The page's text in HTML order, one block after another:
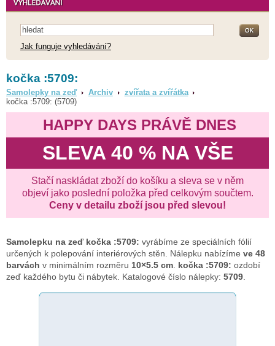
Jak funguje vyhledávání?
kočka :5709:
Samolepky na zeď Archiv
zvířata a zvířátka
kočka :5709: (5709)
HAPPY DAYS PRÁVĚ DNES
SLEVA 40 % NA VŠE
Stačí naskládat zboží do košíku a sleva se v něm
objeví jako poslední položka před celkovým součtem.
Ceny v detailu zboží jsou před slevou!
Samolepku na zeď kočka :5709: vyrábíme ze speciálních fólií
určených k polepování interiérových stěn. Nálepku nabízíme ve 48
barvách v minimálním rozměru 10×5.5 cm kočka :5709: ozdobí
zeď každého bytu či nábytek. Katalogové číslo nálepky: 5709